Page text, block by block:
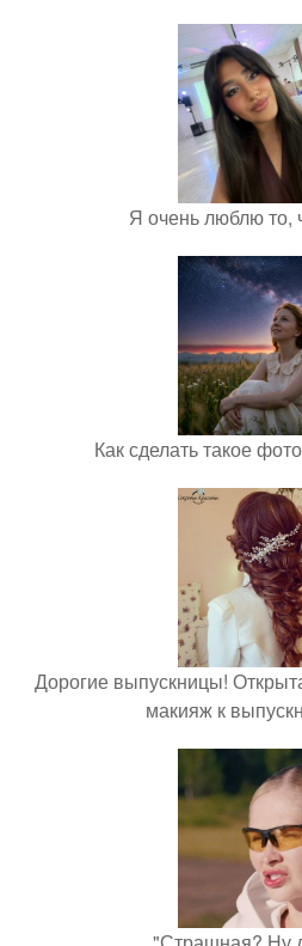
Я очень люблю то,
Как сделать такое
Дорогие выпускницы!
макияж к